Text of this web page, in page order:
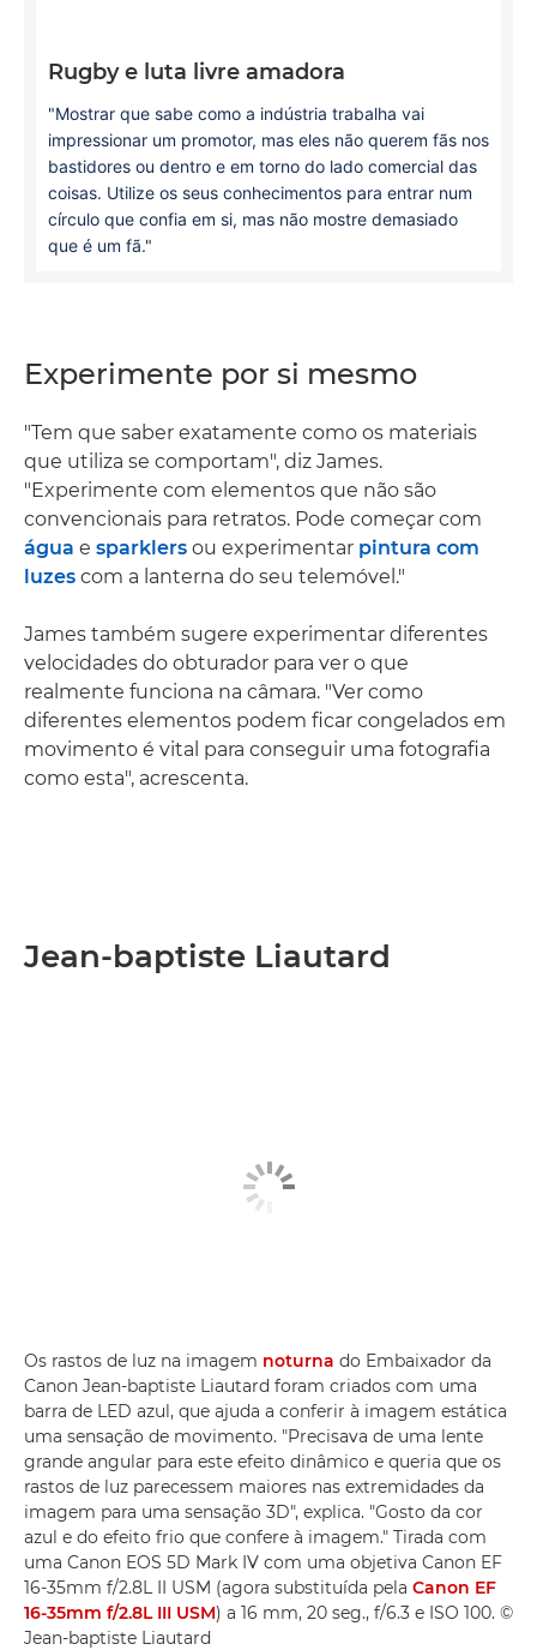
Rugby e luta livre amadora
"Mostrar que sabe como a indústria trabalha vai
impressionar um promotor, mas eles não querem fãs nos
bastidores ou dentro e em torno do lado comercial das
coisas. Utilize os seus conhecimentos para entrar num
círculo que confia em si, mas não mostre demasiado
que é um fã."
Experimente por si mesmo
"Tem que saber exatamente como os materiais
que utiliza se comportam", diz James.
"Experimente com elementos que não são
convencionais para retratos. Pode começar com
água e sparklers ou experimentar pintura com
luzes com a lanterna do seu telemóvel."
James também sugere experimentar diferentes
velocidades do obturador para ver o que
realmente funciona na câmara. "Ver como
diferentes elementos podem ficar congelados em
movimento é vital para conseguir uma fotografia
como esta", acrescenta.
Jean-baptiste Liautard
Os rastos de luz na imagem noturna do Embaixador da
Canon Jean-baptiste Liautard foram criados com uma
barra de LED azul, que ajuda a conferir à imagem estática
uma sensação de movimento. "Precisava de uma lente
grande angular para este efeito dinâmico e queria que os
rastos de luz parecessem maiores nas extremidades da
imagem para uma sensação 3D", explica. "Gosto da cor
azul e do efeito frio que confere à imagem." Tirada com
uma Canon EOS 5D Mark IV com uma objetiva Canon EF
16-35mm f/2.8L II USM (agora substituída pela Canon EF
16-35mm f/2.8L III USM) a 16 mm, 20 seg., f/6.3 e ISO 100. ©
Jean-baptiste Liautard